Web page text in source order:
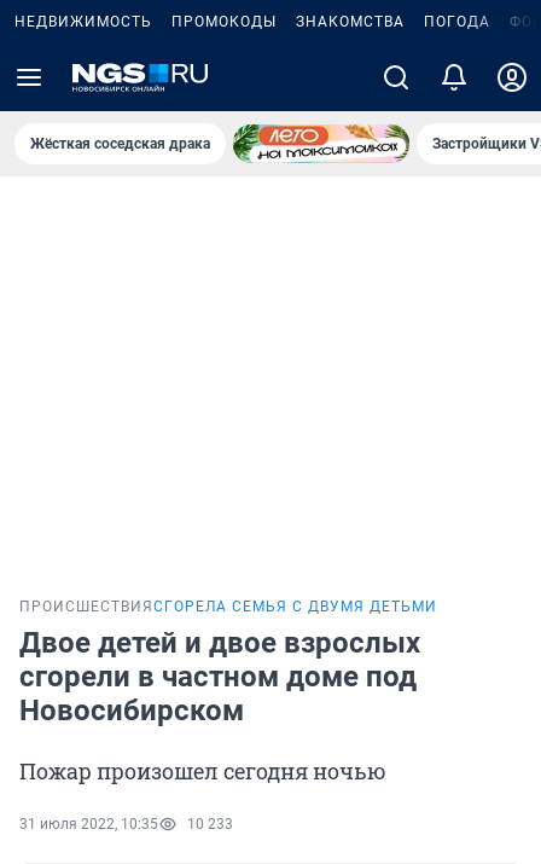
НЕДВИЖИМОСТЬ ПРОМОКОДЫ ЗНАКОМСТВА ПОГОДА
Жёсткая соседская драка Застройщики
ПРОИСШЕСТВИЯ СГОРЕЛА СЕМЬЯ С ДВУМЯ ДЕТЬМИ
Двое детей и двое взрослых
сгорели в частном доме под
Новосибирском
Пожар произошел сегодня ночью
31 июля 2022, 10:35 10 233